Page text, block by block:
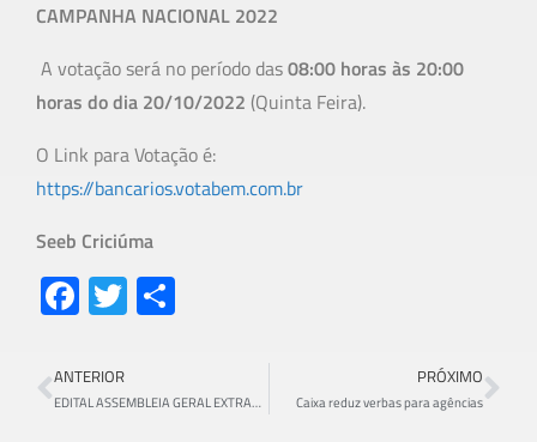
CAMPANHA NACIONAL 2022
A votação será no período das08:00 horas às 20:00
horas do dia 20/10/2022 (Quinta Feira).
O Link para Votação é:
https://bancarios.votabem.com.br
Seeb Criciúma
Fa
ce
b
o
T
wi
er e
ANTERIOR
EDITAL ASSEMBLEIA GERAL EXTRAORDINÁRIA ESPECÍFICA BANCO DAYCOVAL
PRÓXIMO
Caixa reduz verbas para agências